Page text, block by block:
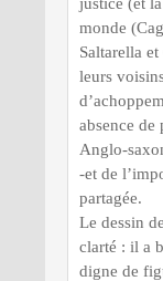
monde
Saltarella
leurs
absence
Anglo-
-et de
partagée.
Le dessin
clarté : il a
digne de